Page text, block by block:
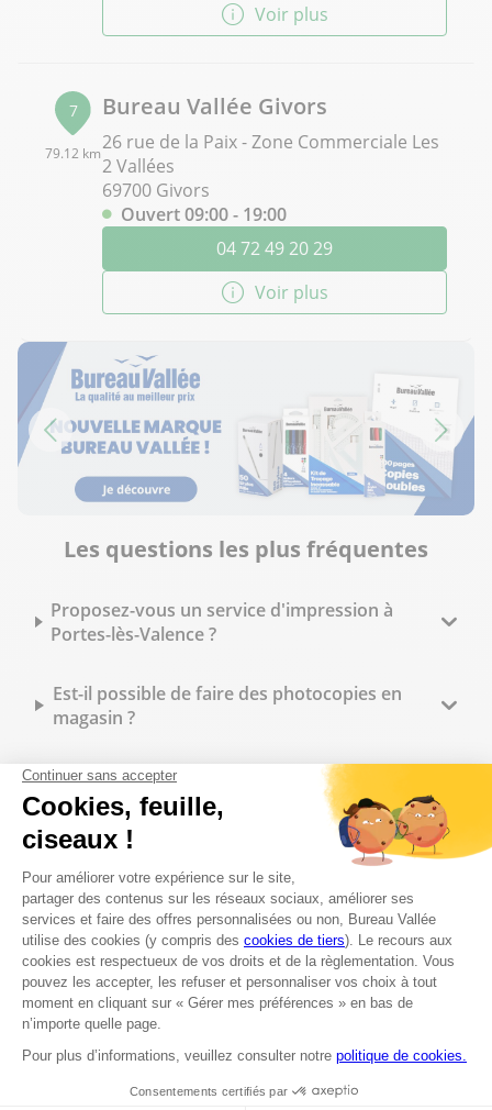
Voir plus
7
79.12 km
Bureau Vallée Givors
26 rue de la Paix - Zone Commerciale Les
2 Vallées
69700 Givors
Ouvert 09:00 - 19:00
04 72 49 20 29
Voir plus
Les questions les plus fréquentes
Proposez-vous un service d'impression à
Portes-lès-Valence ?
Est-il possible de faire des photocopies en
magasin ?
Peut-on faire imprimer des flyers à Bureau
Vallée Portes-lès-Valence ?
Quels types de reliure sont disponibles en
magasin ?
Peut-on commander des tampons
personnalisés sur place ?
Quelles fournitures de bureau trouve-t-on en
magasin ?